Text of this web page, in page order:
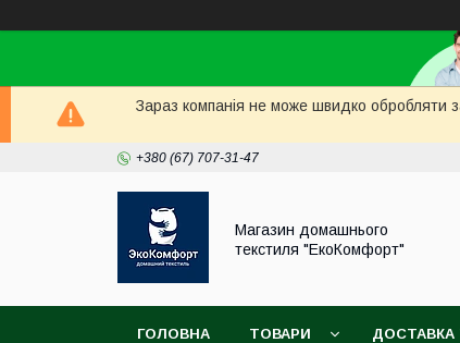
Зараз компанія не може швидко обробляти
+380 (67) 707-31-47
Магазин домашнього
текстиля "ЕкоКомфорт"
ГОЛОВНА ТОВАРИ ДОСТАВКА